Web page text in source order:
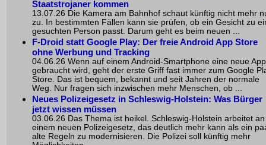
Staatstrojaner kommen
13.07.26 Die Kamera am Bahnhof schaut künftig nicht mehr
zu. In bestimmten Fällen kann sie prüfen, ob ein Gesicht zu
gesuchten Person passt. Darum geht es beim neuen ...
F-Droid statt Google Play: Der freie Android App Store
ohne Werbung und Tracking
04.06.26 Wenn auf einem Android-Smartphone eine neue App
gebraucht wird, geht der erste Griff fast immer zum Google
Store. Das ist bequem, bekannt und seit Jahren der normale
Weg. Nur fragen sich inzwischen mehr Menschen, ob ...
Neues Polizeigesetz in Schleswig-Holstein: Was Bürger
jetzt wissen müssen
03.06.26 Das Thema ist heikel. Schleswig-Holstein arbeitet an
einem neuen Polizeigesetz, das deutlich mehr kann als ein
alte Regeln zu modernisieren. Die Polizei soll künftig mehr